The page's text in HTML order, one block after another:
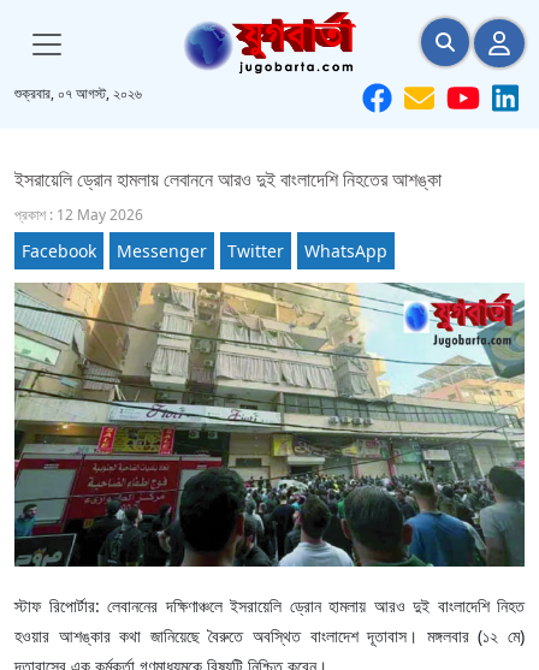
শুক্রবার, ০৭ আগস্ট, ২০২৬
ইসরায়েলি ড্রোন হামলায় লেবাননে আরও দুই বাংলাদেশি নিহতের আশঙ্কা
প্রকাশ : 12 May 2026
Facebook Messenger Twitter WhatsApp
স্টাফ রিপোর্টার: লেবাননের দক্ষিণাঞ্চলে ইসরায়েলি ড্রোন হামলায় আরও দুই বাংলাদেশি নিহত
হওয়ার আশঙ্কার কথা জানিয়েছে বৈরুতে অবস্থিত বাংলাদেশ দূতাবাস। মঙ্গলবার (১২ মে)